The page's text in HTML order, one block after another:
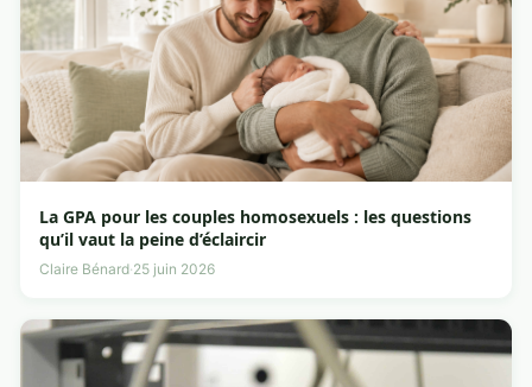
La GPA pour les couples homosexuels : les questions
qu’il vaut la peine d’éclaircir
Claire Bénard·25 juin 2026